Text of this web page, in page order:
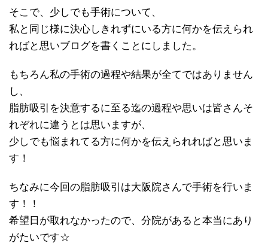
そこで、少しでも手術について、
私と同じ様に決心しきれずにいる方に何かを伝えられ
ればと思いブログを書くことにしました。
もちろん私の手術の過程や結果が全てではありません
し、
脂肪吸引を決意するに至る迄の過程や思いは皆さんそ
れぞれに違うとは思いますが、
少しでも悩まれてる方に何かを伝えられればと思いま
す！
ちなみに今回の脂肪吸引は大阪院さんで手術を行いま
す！！
希望日が取れなかったので、分院があると本当にあり
がたいです☆